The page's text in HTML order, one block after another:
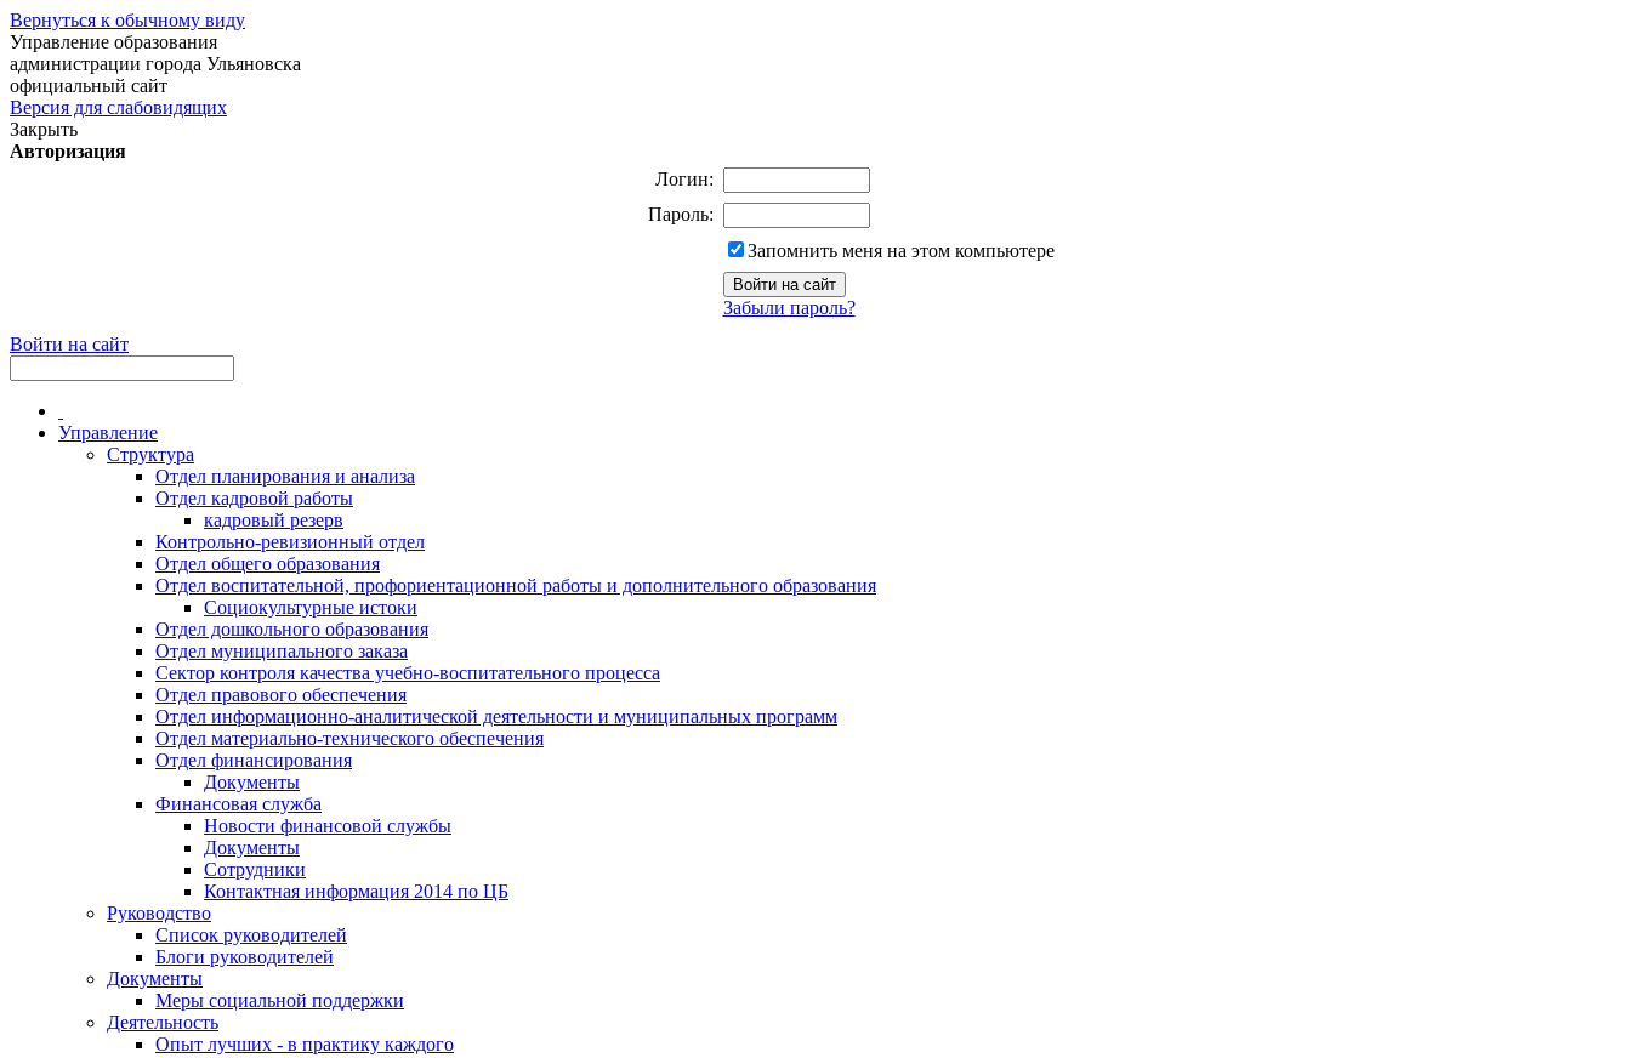
Вернуться к обычному виду
Управление образования
администрации города Ульяновска
официальный сайт
Версия для слабовидящих
Закрыть
Авторизация
Логин:
Пароль:
Запомнить меня на этом компьютере
Забыли пароль?
Войти на сайт
Управление
Структура
Отдел планирования и анализа
Отдел кадровой работы
кадровый резерв
Контрольно-ревизионный отдел
Отдел общего образования
Отдел воспитательной, профориентационной работы и дополнительного образования
Социокультурные истоки
Отдел дошкольного образования
Отдел муниципального заказа
Сектор контроля качества учебно-воспитательного процесса
Отдел правового обеспечения
Отдел информационно-аналитической деятельности и муниципальных программ
Отдел материально-технического обеспечения
Отдел финансирования
Документы
Финансовая служба
Новости финансовой службы
Документы
Сотрудники
Контактная информация 2014 по ЦБ
Руководство
Список руководителей
Блоги руководителей
Документы
Меры социальной поддержки
Деятельность
Опыт лучших - в практику каждого